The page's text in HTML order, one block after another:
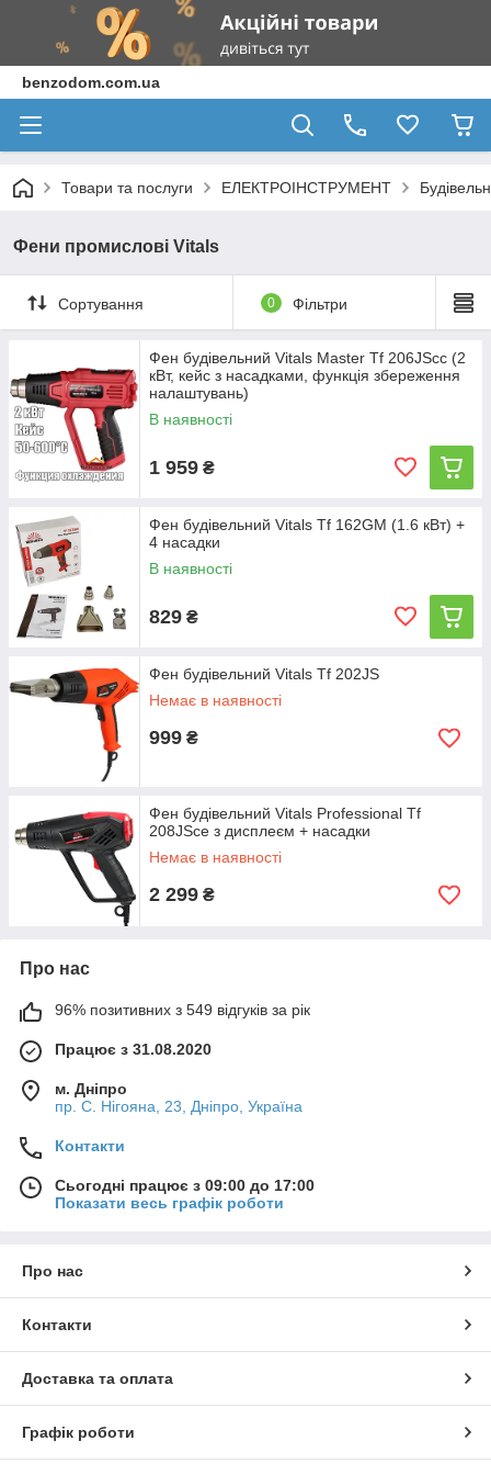
benzodom.com.ua
Товари та послуги ЕЛЕКТРОІНСТРУМЕНТ
Фени промислові Vitals
Сортування 0 Фільтри
Фен будівельний Vitals Master Tf 206JScc (2
кВт, кейс з насадками, функція збереження
налаштувань)
В наявності
1 959 ₴
Фен будівельний Vitals Tf 162GM (1.6 кВт) +
4 насадки
В наявності
829 ₴
Фен будівельний Vitals Tf 202JS
Немає в наявності
999 ₴
Фен будівельний Vitals Professional Tf
208JSce з дисплеєм + насадки
Немає в наявності
2 299 ₴
Про нас
96% позитивних з 549 відгуків за рік
Працює з 31.08.2020
м. Дніпро
пр. С. Нігояна, 23, Дніпро, Україна
Контакти
Сьогодні працює з 09:00 до 17:00
Показати весь графік роботи
Про нас
Контакти
Доставка та оплата
Графік роботи